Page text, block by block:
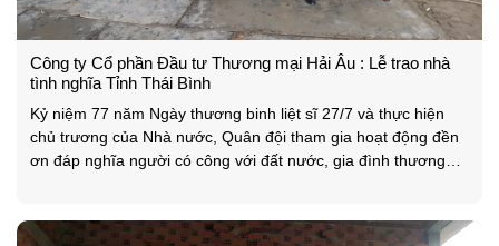
Công ty Cổ phần Đầu tư Thương mại Hải Âu : Lễ trao nhà
tình nghĩa Tỉnh Thái Bình
Kỷ niệm 77 năm Ngày thương binh liệt sĩ 27/7 và thực hiện
chủ trương của Nhà nước, Quân đội tham gia hoạt động đền
ơn đáp nghĩa người có công với đất nước, gia đình thương